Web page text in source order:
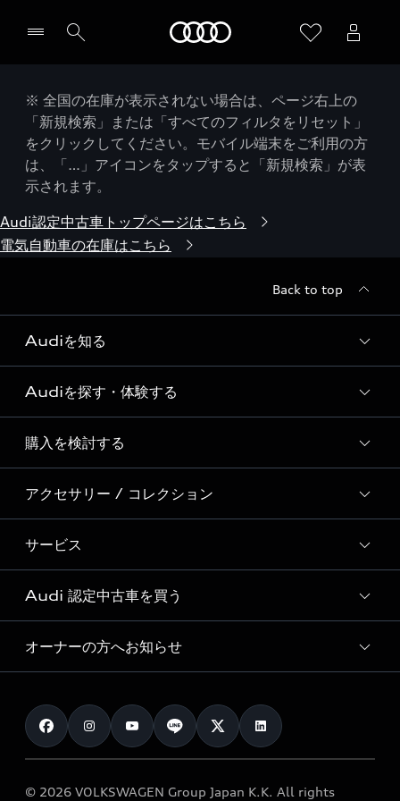
※ 全国の在庫が表示されない場合は、ページ右上の
「新規検索」または「すべてのフィルタをリセット」
をクリックしてください。モバイル端末をご利用の方
は、「…」アイコンをタップすると「新規検索」が表
示されます。
Audi認定中古車トップページはこちら
電気自動車の在庫はこちら
Back to top
Audiを知る
Audi ブランド
Story of Progress
Audi Sport
Formula 1®
デジタルサービス
Audiを探す・体験する
ディーラー検索
新車在庫検索
試乗車・展示車検索
見積り依頼
試乗予約
購入を検討する
モデル一覧
特別仕様モデル / 限定モデル
e-tronラインアップ
価格シミュレーション
車両比較
カタログ一覧
アクセサリー / コレクション
純正アクセサリー
オンラインショップ
Audi collection
アウディナビアプリ
サービス
サービス入庫予約
サービスプログラム
メンテナンス
車検 / 定期点検
e-tronアフターサポート
Audi 認定中古車を買う
Audi認定中古車
クオリティ
保証
メンテナンス
オーナーの方へお知らせ
お知らせ
オーナー様向けキャンペーン
© 2026 VOLKSWAGEN Group Japan K.K. All rights